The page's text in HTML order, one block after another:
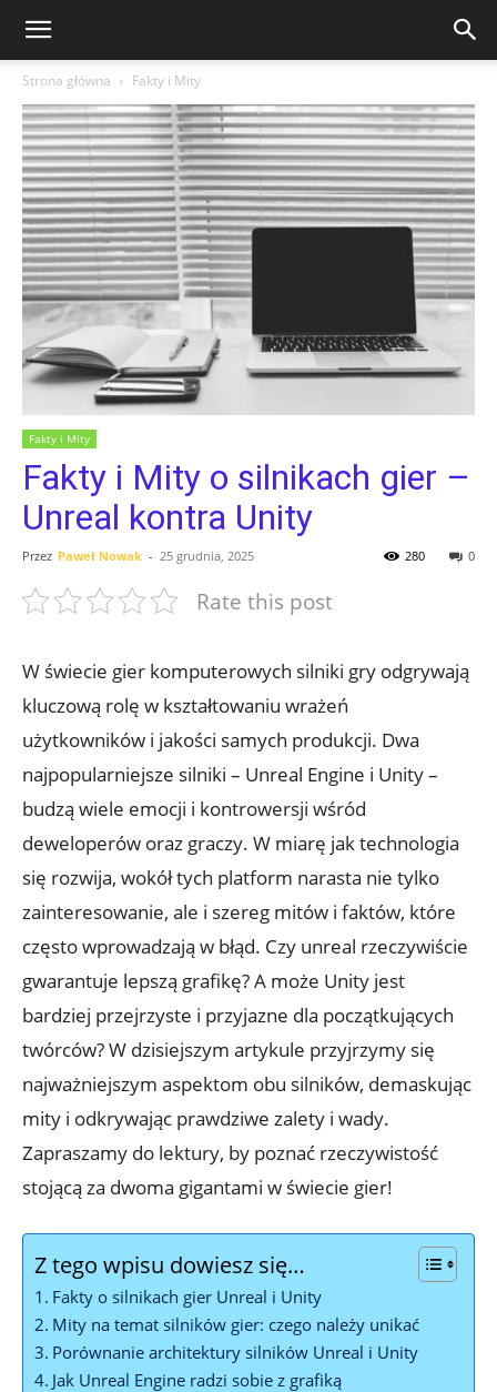
Strona główna Fakty i Mity
Fakty i Mity
Fakty i Mity o silnikach gier –
Unreal kontra Unity
Przez Paweł Nowak - 25 grudnia, 2025 0
280
Rate this post
W świecie‍ gier komputerowych silniki gry odgrywają
kluczową rolę w kształtowaniu‌ wrażeń
użytkowników i⁢ jakości samych⁣ produkcji. Dwa
najpopularniejsze silniki – Unreal Engine i Unity –
‌budzą wiele‍ emocji i kontrowersji wśród
‍deweloperów oraz graczy. ⁢W miarę jak technologia
się⁣ rozwija, wokół ⁣tych‌ platform‍ narasta nie⁣ tylko
zainteresowanie, ale‌ i⁤ szereg mitów ‍i faktów, które
często wprowadzają w błąd. Czy⁣ unreal rzeczywiście
gwarantuje⁣ lepszą grafikę? A może Unity jest
bardziej przejrzyste i przyjazne dla ‌początkujących
twórców?⁤ W dzisiejszym artykule przyjrzymy się
najważniejszym aspektom obu ‌silników,​ demaskując
mity i odkrywając⁣ prawdziwe ‍zalety ​i wady.
Zapraszamy ​do⁢ lektury,‌ by ‍poznać rzeczywistość
stojącą za ⁣dwoma gigantami w świecie⁢ gier!
Z tego wpisu dowiesz się…
Fakty o silnikach gier‌ Unreal i ⁢Unity
Mity ⁢na temat silników ​gier: czego należy unikać
Porównanie architektury silników Unreal i Unity
Jak Unreal ⁢Engine radzi sobie z grafiką